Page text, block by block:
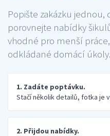
Popište zakázku
porovnejte nabídky
vhodné pro menší
odkládané domácí úkoly.
1. Zadáte poptávku.
Stačí několik detailů, fotka je
2. Přijdou nabídky.